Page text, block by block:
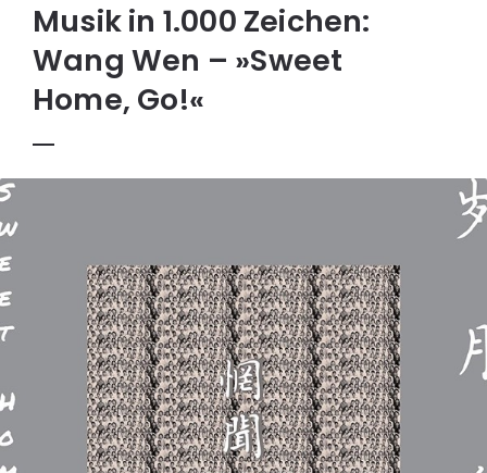
Musik in 1.000 Zeichen:
Wang Wen – »Sweet
Home, Go!«